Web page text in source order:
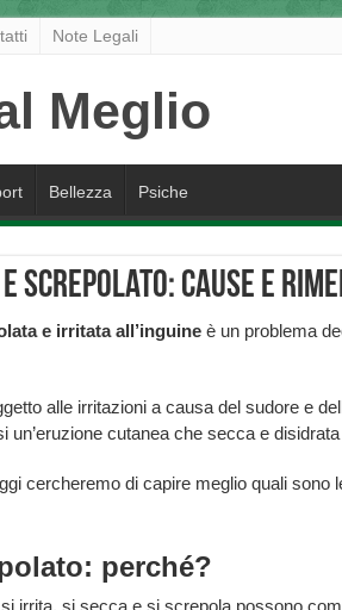
Note Legali
Bellezza Psiche
screpolato: cause e
e irritata all’inguineè un problema
alle irritazioni a causa del sudore e
un’eruzione cutanea che secca e
cercheremo di capire meglio quali sono
perché?